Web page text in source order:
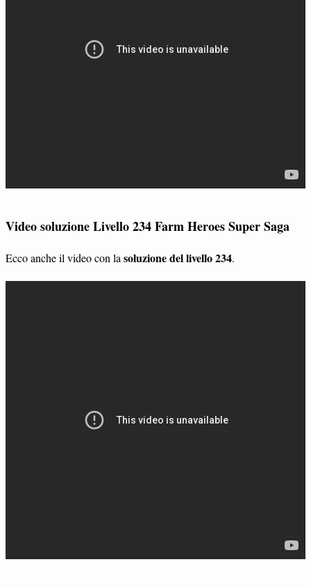
Video soluzione Livello 234 Farm Heroes Super Saga
Ecco anche il video con la soluzione del livello 234.